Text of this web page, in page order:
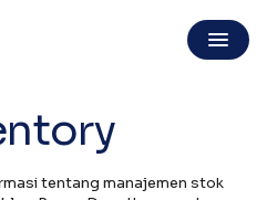
tentang manajemen stok